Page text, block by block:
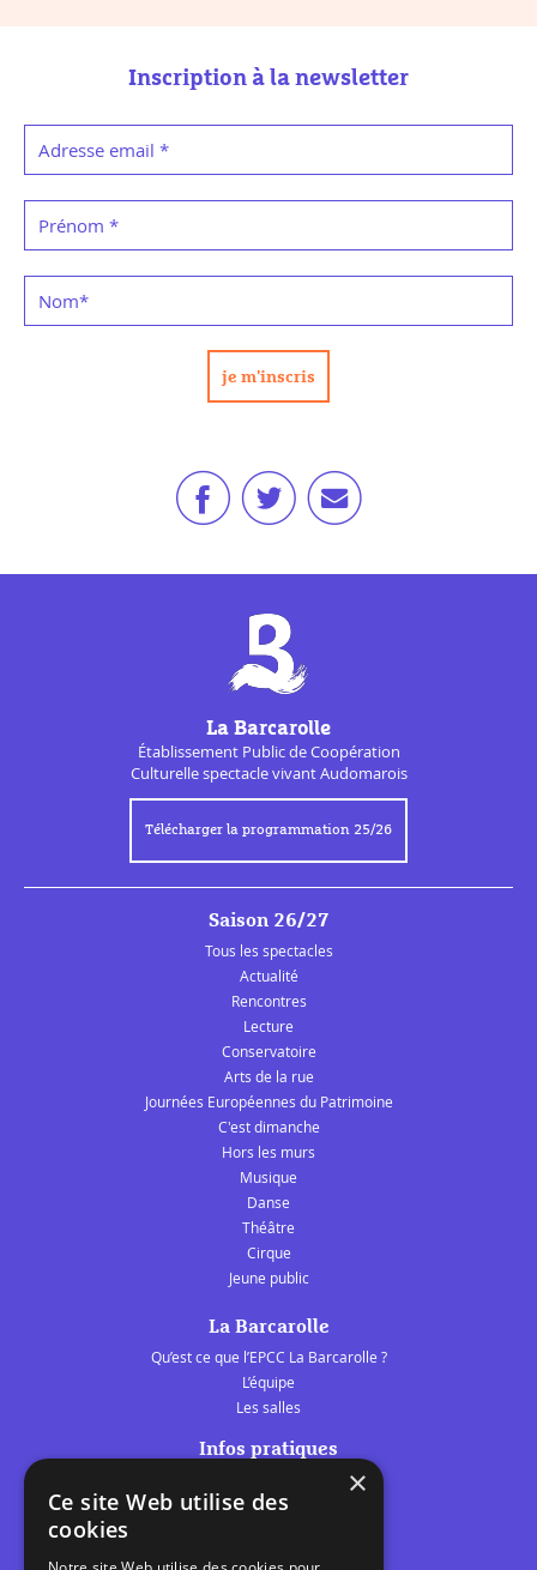
Inscription à la newsletter
Adresse email *
Prénom *
Nom*
La Barcarolle
Établissement Public deCoopération
Culturellespectacle vivant Audomarois
Télécharger la programmation 25/26
Saison 26/27
Tous les spectacles
Actualité
Rencontres
Lecture
Conservatoire
Arts de la rue
Journées Européennes du Patrimoine
C'est dimanche
Hors les murs
Musique
Danse
Théâtre
Cirque
Jeune public
La Barcarolle
Qu’est ce que l’EPCC La Barcarolle ?
L’équipe
Les salles
Infos pratiques
Les belles scènes audomaroises
×
Ce site Web utilise des
cookies